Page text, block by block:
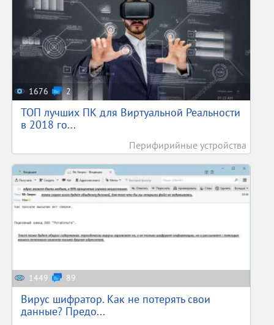
1676 2
ТОП лучших ПК для Виртуальной Реальности
в 2018 го...
Перифирийные устройства
1449 89
Вирус шифратор. Как не потерять свои
данные? Предо...